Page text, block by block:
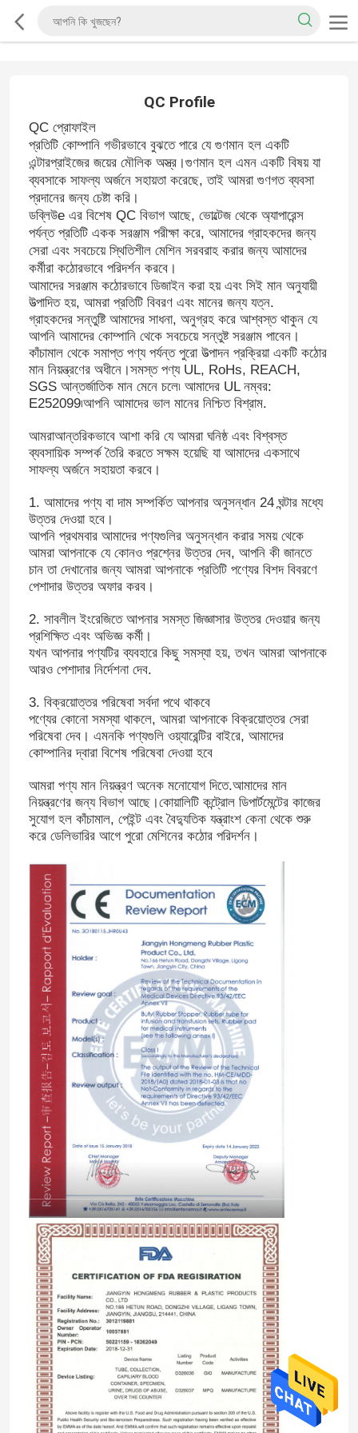
QC Profile
QC প্রোফাইল
প্রতিটি কোম্পানি গভীরভাবে বুঝতে পারে যে গুণমান হল একটি
এন্টারপ্রাইজের জয়ের মৌলিক অস্ত্র।গুণমান হল এমন একটি বিষয় যা
ব্যবসাকে সাফল্য অর্জনে সহায়তা করেছে, তাই আমরা গুণগত ব্যবসা
প্রদানের জন্য চেষ্টা করি।
ডব্লিউe এর বিশেষ QC বিভাগ আছে, ভোল্টেজ থেকে অ্যাপারেন্স
পর্যন্ত প্রতিটি একক সরঞ্জাম পরীক্ষা করে, আমাদের গ্রাহকদের জন্য
সেরা এবং সবচেয়ে স্থিতিশীল মেশিন সরবরাহ করার জন্য আমাদের
কর্মীরা কঠোরভাবে পরিদর্শন করবে।
আমাদের সরঞ্জাম কঠোরভাবে ডিজাইন করা হয় এবং সিই মান অনুযায়ী
উত্পাদিত হয়, আমরা প্রতিটি বিবরণ এবং মানের জন্য যত্ন.
গ্রাহকদের সন্তুষ্টি আমাদের সাধনা, অনুগ্রহ করে আশ্বস্ত থাকুন যে
আপনি আমাদের কোম্পানি থেকে সবচেয়ে সন্তুষ্ট সরঞ্জাম পাবেন।
কাঁচামাল থেকে সমাপ্ত পণ্য পর্যন্ত পুরো উত্পাদন প্রক্রিয়া একটি কঠোর
মান নিয়ন্ত্রণের অধীনে।সমস্ত পণ্য UL, RoHs, REACH,
SGS আন্তর্জাতিক মান মেনে চলে৷ আমাদের UL নম্বর:
E252099৷আপনি আমাদের ভাল মানের নিশ্চিত বিশ্রাম.
আমরাআন্তরিকভাবে আশা করি যে আমরা ঘনিষ্ঠ এবং বিশ্বস্ত
ব্যবসায়িক সম্পর্ক তৈরি করতে সক্ষম হয়েছি যা আমাদের একসাথে
সাফল্য অর্জনে সহায়তা করবে।
1. আমাদের পণ্য বা দাম সম্পর্কিত আপনার অনুসন্ধান 24 ঘন্টার মধ্যে
উত্তর দেওয়া হবে।
আপনি প্রথমবার আমাদের পণ্যগুলির অনুসন্ধান করার সময় থেকে
আমরা আপনাকে যে কোনও প্রশ্নের উত্তর দেব, আপনি কী জানতে
চান তা দেখানোর জন্য আমরা আপনাকে প্রতিটি পণ্যের বিশদ বিবরণে
পেশাদার উত্তর অফার করব।
2. সাবলীল ইংরেজিতে আপনার সমস্ত জিজ্ঞাসার উত্তর দেওয়ার জন্য
প্রশিক্ষিত এবং অভিজ্ঞ কর্মী।
যখন আপনার পণ্যটির ব্যবহারে কিছু সমস্যা হয়, তখন আমরা আপনাকে
আরও পেশাদার নির্দেশনা দেব.
3. বিক্রয়োত্তর পরিষেবা সর্বদা পথে থাকবে
পণ্যের কোনো সমস্যা থাকলে, আমরা আপনাকে বিক্রয়োত্তর সেরা
পরিষেবা দেব। এমনকি পণ্যগুলি ওয়্যারেন্টির বাইরে, আমাদের
কোম্পানির দ্বারা বিশেষ পরিষেবা দেওয়া হবে
আমরা পণ্য মান নিয়ন্ত্রণ অনেক মনোযোগ দিতে.আমাদের মান
নিয়ন্ত্রণের জন্য বিভাগ আছে।কোয়ালিটি কন্ট্রোল ডিপার্টমেন্টের কাজের
সুযোগ হল কাঁচামাল, পেইন্ট এবং বৈদ্যুতিক যন্ত্রাংশ কেনা থেকে শুরু
করে ডেলিভারির আগে পুরো মেশিনের কঠোর পরিদর্শন।